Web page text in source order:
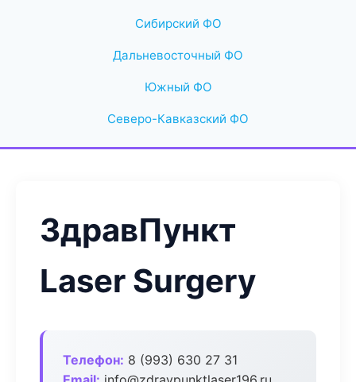
Сибирский ФО
Дальневосточный ФО
Южный ФО
Северо-Кавказский ФО
ЗдравПункт
Laser Surgery
Телефон: 8 (993) 630 27 31